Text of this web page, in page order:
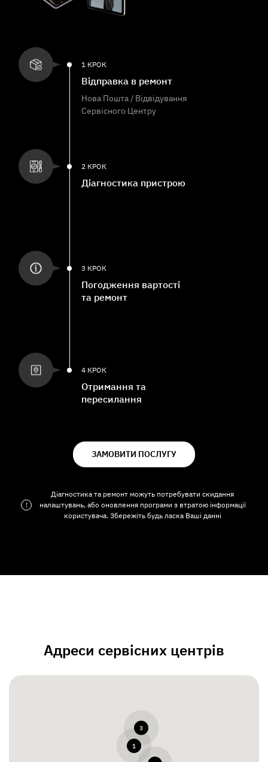
1 КРОК
Відправка в ремонт
Нова Пошта / Відвідування
Сервісного Центру
2 КРОК
Діагностика пристрою
3 КРОК
Погодження вартості
та ремонт
4 КРОК
Отримання та
пересилання
ЗАМОВИТИ ПОСЛУГУ
!
Діагностика та ремонт можуть потребувати скидання
налаштувань, або оновлення програми з втратою інформації
користувача. Збережіть будь ласка Ваші данні
Адреси сервісних центрів
1
3